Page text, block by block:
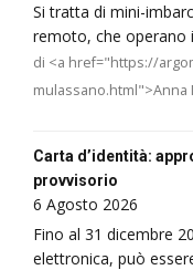
Si tratta di mini-
remoto, che operano
di <a href="https://
mulassano.html">Anna
Carta d’identità:
provvisorio
6 Agosto 2026
Fino al 31 dicembre
elettronica, può